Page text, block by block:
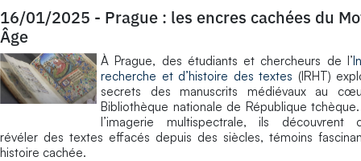
16/01/2025 - Prague : les encres cachées du
Âge
​À Prague, des étudiants et chercheurs de l’
recherche et d’histoire des textes (IRHT)
secrets des manuscrits médiévaux au
Bibliothèque nationale de République
l’imagerie multispectrale, ils découvrent
révéler des textes effacés depuis des siècles, témoins
histoire cachée.